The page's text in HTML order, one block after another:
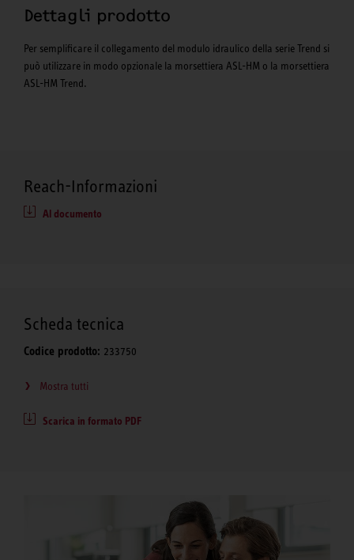
Dettagli prodotto
Per semplificare il collegamento del modulo idraulico della serie Trend si
può utilizzare in modo opzionale la morsettiera ASL-HM o la morsettiera
ASL-HM Trend.
Reach-Informazioni
Al documento
Scheda tecnica
Codice prodotto: 233750
Mostra tutti
Scarica in formato PDF